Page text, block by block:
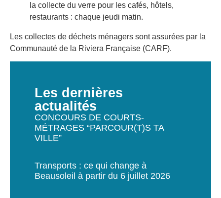
la collecte du verre pour les cafés, hôtels,
restaurants : chaque jeudi matin.
Les collectes de déchets ménagers sont assurées par la
Communauté de la Riviera Française (CARF).
Les dernières
actualités
CONCOURS DE COURTS-
MÉTRAGES “PARCOUR(T)S TA
VILLE”
Transports : ce qui change à
Beausoleil à partir du 6 juillet 2026